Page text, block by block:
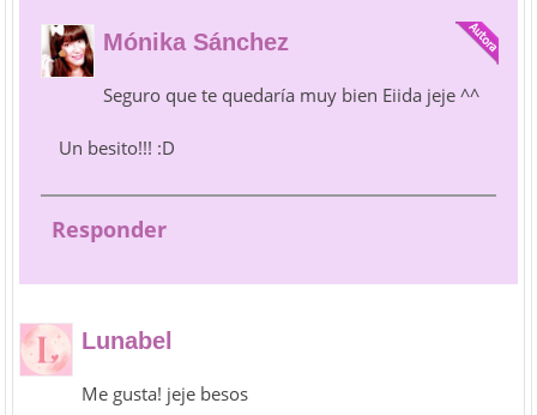
Mónika Sánchez
Seguro que te quedaría muy bien Eiida jeje ^^
Un besito!!! :D
Responder
Lunabel
Me gusta! jeje besos